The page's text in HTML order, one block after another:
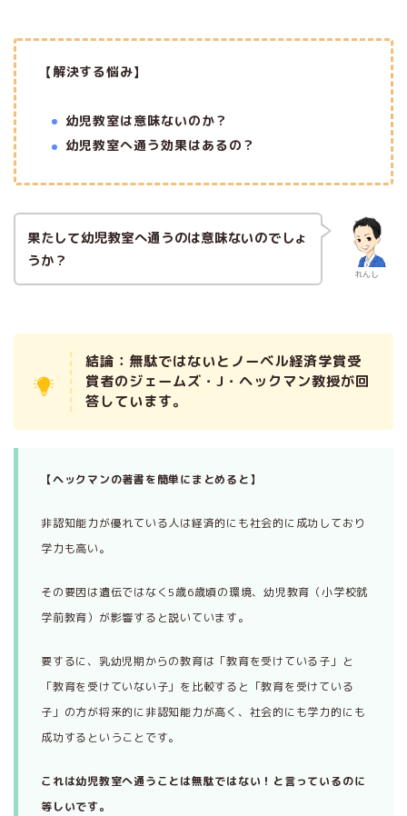
【解決する悩み】
幼児教室は意味ないのか？
幼児教室へ通う効果はあるの？
れんし
果たして幼児教室へ通うのは意味ないのでしょ
うか？
結論：無駄ではないとノーベル経済学賞受
賞者のジェームズ・J・ヘックマン教授が回
答しています。
【ヘックマンの著書を簡単にまとめると】
非認知能力が優れている人は経済的にも社会的に成功しており
学力も高い。
その要因は遺伝ではなく5歳6歳頃の環境、幼児教育（小学校就
学前教育）が影響すると説いています。
要するに、乳幼児期からの教育は「教育を受けている子」と
「教育を受けていない子」を比較すると「教育を受けている
子」の方が将来的に非認知能力が高く、社会的にも学力的にも
成功するということです。
これは幼児教室へ通うことは無駄ではない！と言っているのに
等しいです。